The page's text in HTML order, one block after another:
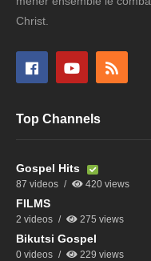
Christ.
Top Channels
Gospel Hits
87 videos 420 views
FILMS
2 videos 275 views
Bikutsi Gospel
0 videos 229 views